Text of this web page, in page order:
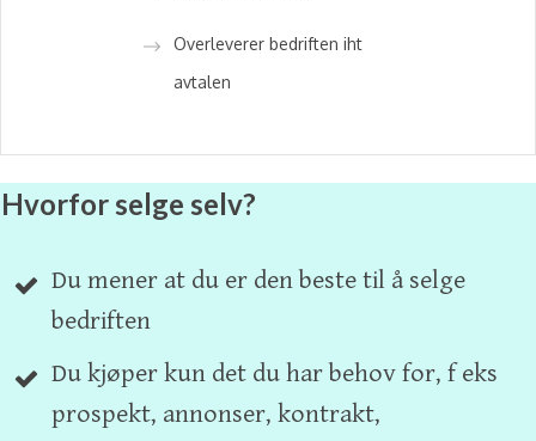
Overleverer bedriften iht
avtalen
Hvorfor selge selv?
Du mener at du er den beste til å selge
bedriften
Du kjøper kun det du har behov for, f eks
prospekt, annonser, kontrakt,